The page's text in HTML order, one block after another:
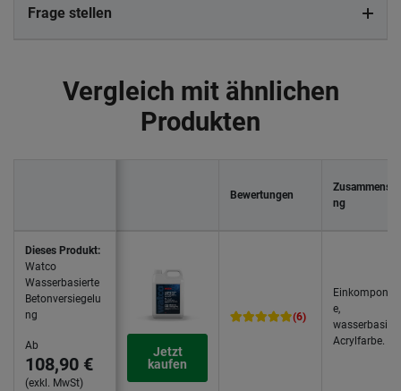
Frage stellen
Vergleich mit ähnlichen
Produkten
Bewertungen
ng
Dieses Produkt:
Watco
Wasserbasierte
Betonversiegelu
ng
Ab
108,90 €
(exkl. MwSt)
Jetzt
kaufen
(6)
e,
Acrylfarbe.